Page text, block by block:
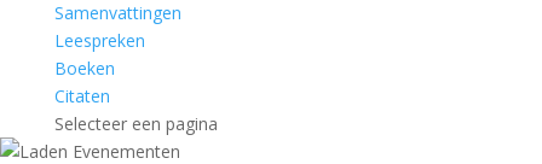
Samenvattingen
Leespreken
Boeken
Citaten
Selecteer een pagina